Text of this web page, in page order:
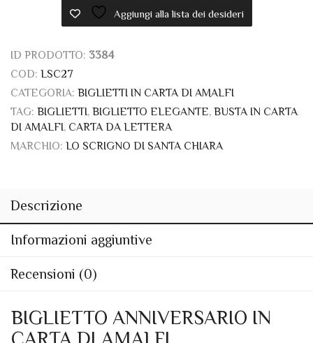
Aggiungi alla lista dei desideri
ID PRODOTTO: 3384
COD: LSC27
CATEGORIA: BIGLIETTI IN CARTA DI AMALFI
TAG: BIGLIETTI BIGLIETTO ELEGANTE BUSTA IN CARTA
DI AMALFI CARTA DA LETTERA
MARCHIO: LO SCRIGNO DI SANTA CHIARA
Descrizione
Informazioni aggiuntive
Recensioni (0)
BIGLIETTO ANNIVERSARIO IN
CARTA DI AMALFI